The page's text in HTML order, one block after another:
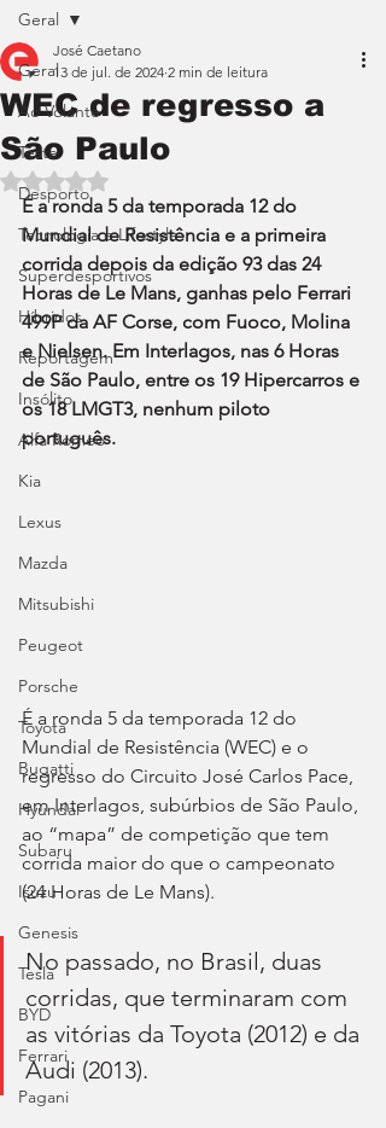
Geral
Ao Volante
Teste
Desporto
Tecnologia e Lifestyle
Superdesportivos
Híbridos
Reportagem
Insólito
Alfa Romeo
Kia
Lexus
Mazda
Mitsubishi
Peugeot
Porsche
Toyota
Bugatti
Hyundai
Subaru
Isuzu
Genesis
Tesla
BYD
Ferrari
Pagani
Geral
WEC de regresso a
São Paulo
José Caetano
13 de jul. de 2024 2 min de leitura
Avaliado com NaN de 5 estrelas.
É a ronda 5 da temporada 12 do
Mundial de Resistência e a primeira
corrida depois da edição 93 das 24
Horas de Le Mans, ganhas pelo Ferrari
499P da AF Corse, com Fuoco, Molina
e Nielsen. Em Interlagos, nas 6 Horas
de São Paulo, entre os 19 Hipercarros e
os 18 LMGT3, nenhum piloto
português.
É a ronda 5 da temporada 12 do
Mundial de Resistência (WEC) e o
regresso do Circuito José Carlos Pace,
em Interlagos, subúrbios de São Paulo,
ao “mapa” de competição que tem
corrida maior do que o campeonato
(24 Horas de Le Mans).
No passado, no Brasil, duas
corridas, que terminaram com
as vitórias da Toyota (2012) e da
Audi (2013).